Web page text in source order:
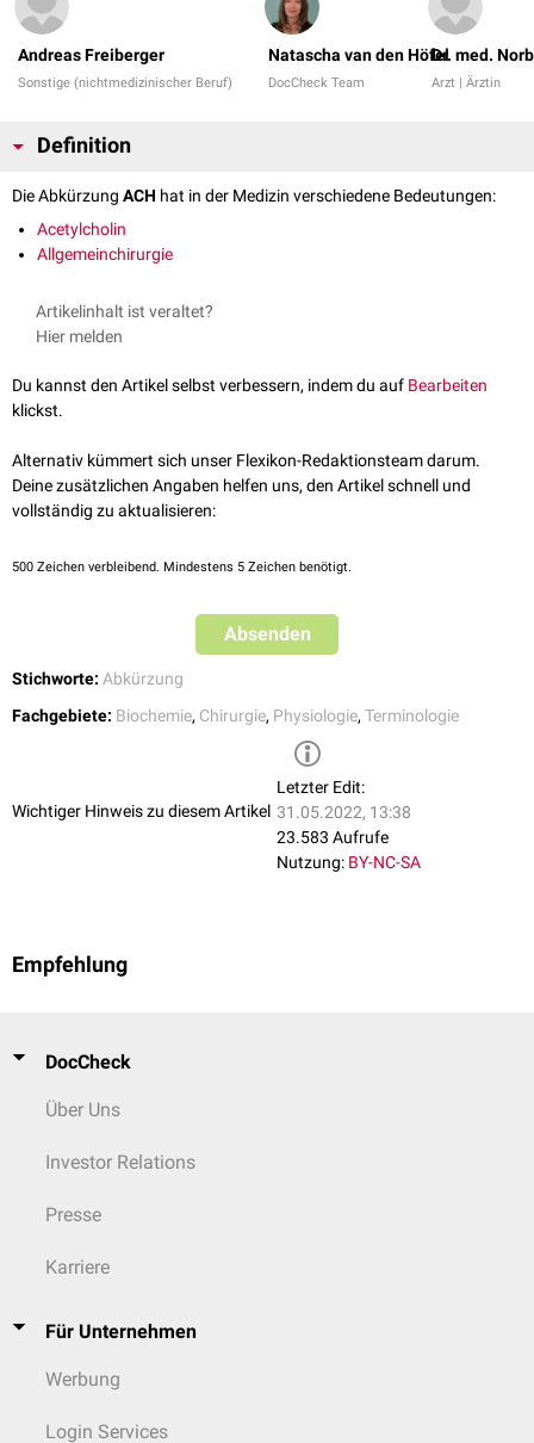
Andreas Freiberger
Sonstige (nichtmedizinischer Beruf)
Natascha van den Höfel
DocCheck Team
Dr. med.
Arzt | Ärztin
Definition
Die Abkürzung ACH hat in der Medizin verschiedene Bedeutungen:
Acetylcholin
Allgemeinchirurgie
Artikelinhalt ist veraltet?
Hier melden
Du kannst den Artikel selbst verbessern, indem du auf Bearbeiten
klickst.
Alternativ kümmert sich unser Flexikon-Redaktionsteam darum.
Deine zusätzlichen Angaben helfen uns, den Artikel schnell und
vollständig zu aktualisieren:
500 Zeichen verbleibend. Mindestens 5 Zeichen benötigt.
Absenden
Stichworte: Abkürzung
Fachgebiete: Biochemie, Chirurgie, Physiologie, Terminologie
Wichtiger Hinweis zu diesem Artikel
Letzter Edit:
31.05.2022, 13:38
23.583 Aufrufe
Nutzung: BY-NC-SA
Empfehlung
DocCheck
Über Uns
Investor Relations
Presse
Karriere
Für Unternehmen
Werbung
Login Services